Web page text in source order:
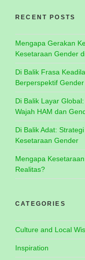
RECENT POSTS
Mengapa Gerakan
Kesetaraan Gender
Di Balik Frasa
Berperspektif Gender
Di Balik Layar
Wajah HAM dan
Di Balik Adat:
Kesetaraan Gender
Mengapa
Realitas?
CATEGORIES
Culture and Local
Inspiration